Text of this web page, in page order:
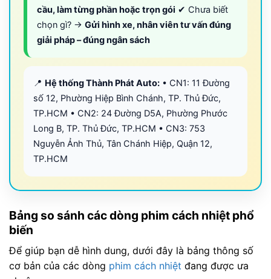
cầu, làm từng phần hoặc trọn gói ✔ Chưa biết
chọn gì? → Gửi hình xe, nhân viên tư vấn đúng
giải pháp – đúng ngân sách
📍 Hệ thống Thành Phát Auto: • CN1: 11 Đường
số 12, Phường Hiệp Bình Chánh, TP. Thủ Đức,
TP.HCM • CN2: 24 Đường D5A, Phường Phước
Long B, TP. Thủ Đức, TP.HCM • CN3: 753
Nguyễn Ảnh Thủ, Tân Chánh Hiệp, Quận 12,
TP.HCM
Bảng so sánh các dòng phim cách nhiệt phổ
biến
Để giúp bạn dễ hình dung, dưới đây là bảng thông số
cơ bản của các dòng phim cách nhiệt đang được ưa